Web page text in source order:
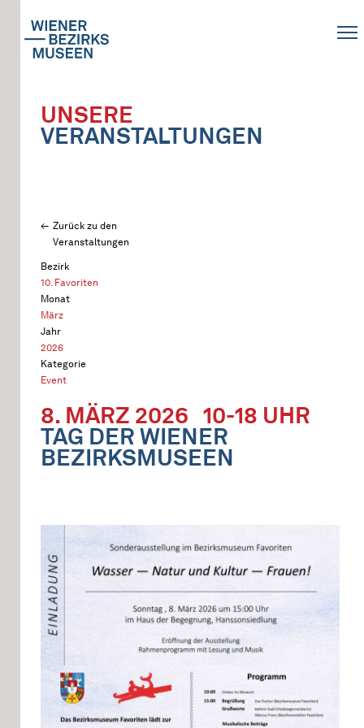
UNSERE
VERANSTALTUNGEN
Zurück zu den
Veranstaltungen
Bezirk
10. Favoriten
Monat
März
Jahr
2026
Kategorie
Event
8. MÄRZ 2026 10-18 UHR
TAG DER WIENER
BEZIRKSMUSEEN